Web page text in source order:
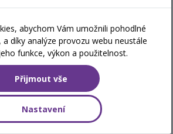
pro
sociálních
abychom Vám umožnili pohodlné
a díky analýze provozu webu neustále
funkce, výkon a použitelnost.
Přijmout vše
Nastavení